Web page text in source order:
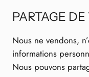
PARTAGE
Nous ne vendons,
informations
Nous pouvons